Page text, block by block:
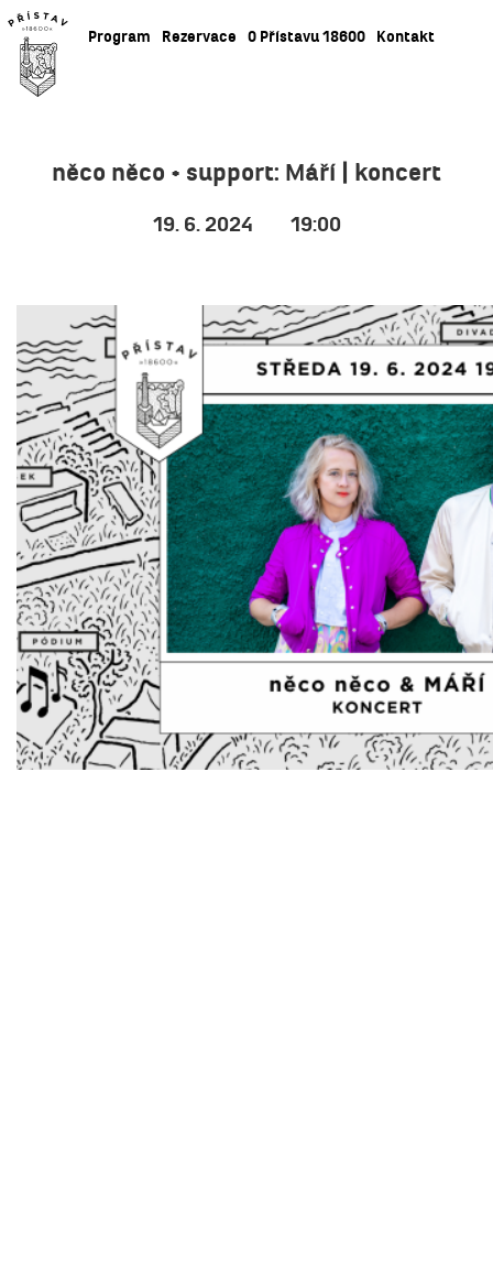
Program Rezervace O Přístavu 18600 Kontakt
něco něco + support: Máří | koncert
19. 6. 2024 19:00